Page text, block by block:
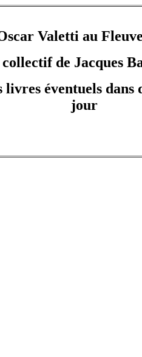
Valetti au
de Jacques
éventuels dans
jour